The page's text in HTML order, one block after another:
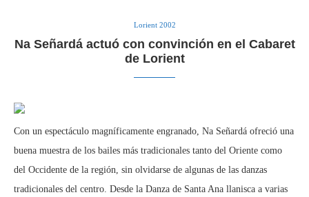
Lorient 2002
Na Señardá actuó con convinción en el Cabaret
de Lorient
Con un espectáculo magníficamente engranado, Na Señardá ofreció una
buena muestra de los bailes más tradicionales tanto del Oriente como
del Occidente de la región, sin olvidarse de algunas de las danzas
tradicionales del centro. Desde la Danza de Santa Ana llanisca a varias